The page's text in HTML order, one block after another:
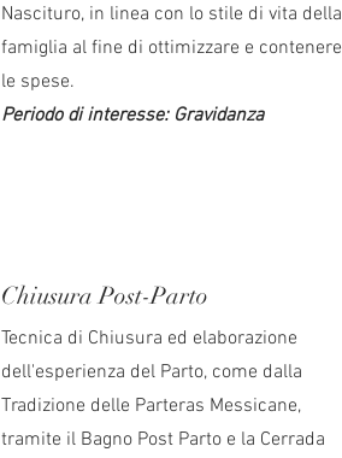
Nascituro, in linea con lo stile di vita della
famiglia al fine di ottimizzare e contenere
le spese.
Periodo di interesse: Gravidanza
Chiusura Post-Parto
Tecnica di Chiusura ed elaborazione
dell'esperienza del Parto, come dalla
Tradizione delle Parteras Messicane,
tramite il Bagno Post Parto e la Cerrada